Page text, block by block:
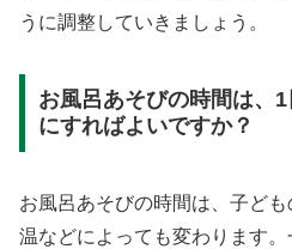
うに調整していきましょう。
お風呂あそびの時間は、
にすればよいですか？
お風呂あそびの時間は、子ど
温などによっても変わります